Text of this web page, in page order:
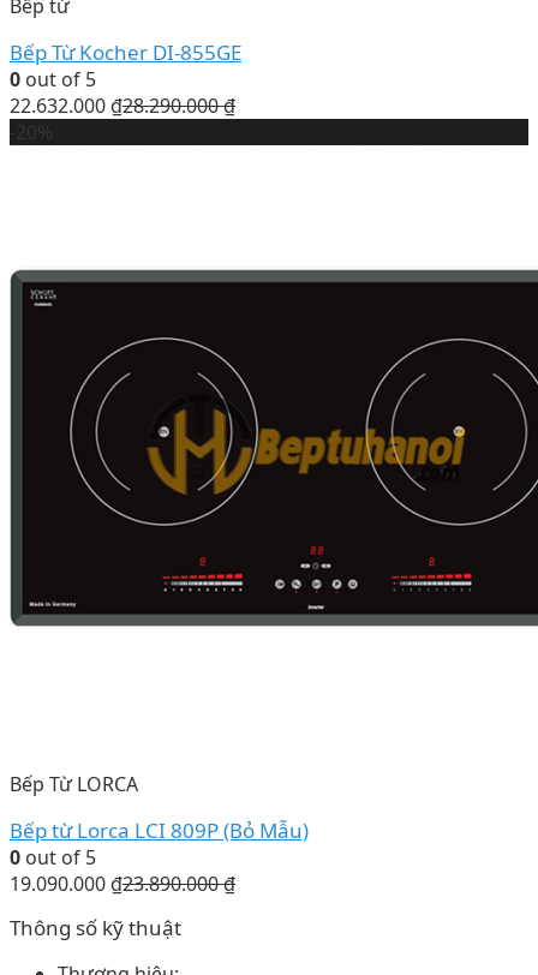
Bếp từ
Bếp Từ Kocher DI-855GE
0 out of 5
22.632.000 ₫28.290.000₫
Bếp Từ LORCA
Bếp từ Lorca LCI 809P (Bỏ Mẫu)
0 out of 5
19.090.000 ₫23.890.000₫
Thông số kỹ thuật